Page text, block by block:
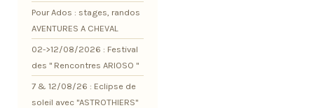
Pour Ados : stages, randos
AVENTURES A CHEVAL
02->12/08/2026 : Festival
des " Rencontres ARIOSO "
7 & 12/08/26 : Eclipse de
soleil avec "ASTROTHIERS"